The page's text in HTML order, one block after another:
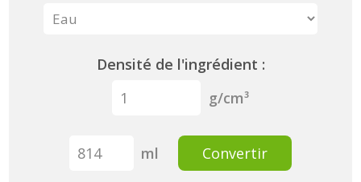
Densité de l'ingrédient :
g/cm³
ml Convertir